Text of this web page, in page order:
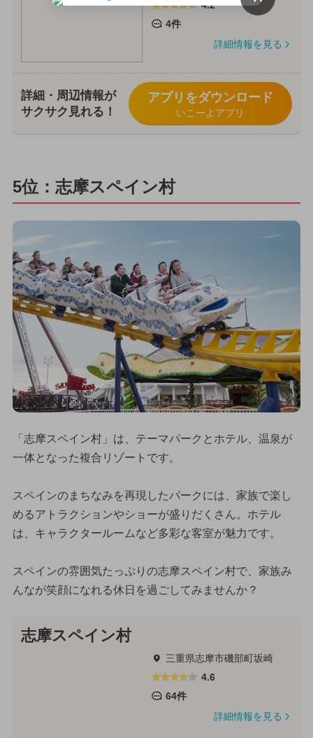
4.2
4件
詳細情報を見る
詳細・周辺情報が
サクサク見れる！
アプリをダウンロード
いこーよアプリ
5位：志摩スペイン村
「志摩スペイン村」は、テーマパークとホテル、温泉が
一体となった複合リゾートです。
スペインのまちなみを再現したパークには、家族で楽し
めるアトラクションやショーが盛りだくさん。ホテル
は、キャラクタールームなど多彩な客室が魅力です。
スペインの雰囲気たっぷりの志摩スペイン村で、家族み
んなが笑顔になれる休日を過ごしてみませんか？
志摩スペイン村
三重県志摩市磯部町坂崎
4.6
64件
詳細情報を見る